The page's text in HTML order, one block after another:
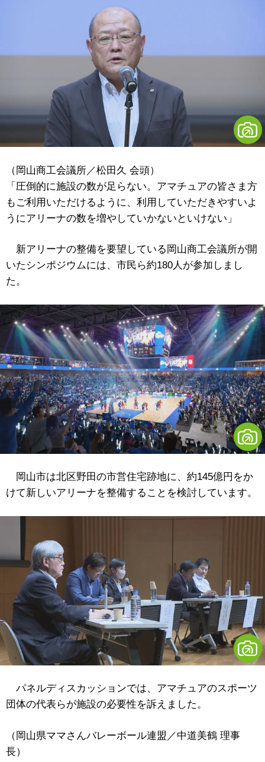
（岡山商工会議所／松田久 会頭）
「圧倒的に施設の数が足らない。アマチュアの皆さま方
もご利用いただけるように、利用していただきやすいよ
うにアリーナの数を増やしていかないといけない」
新アリーナの整備を要望している岡山商工会議所が開
いたシンポジウムには、市民ら約180人が参加しまし
た。
岡山市は北区野田の市営住宅跡地に、約145億円をか
けて新しいアリーナを整備することを検討しています。
パネルディスカッションでは、アマチュアのスポーツ
団体の代表らが施設の必要性を訴えました。
（岡山県ママさんバレーボール連盟／中道美鶴 理事
長）